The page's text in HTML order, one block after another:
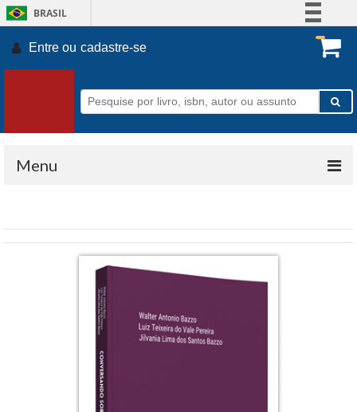
BRASIL
Participe
Acesso à informação
Legislação
Entre ou cadastre-se.
Menu